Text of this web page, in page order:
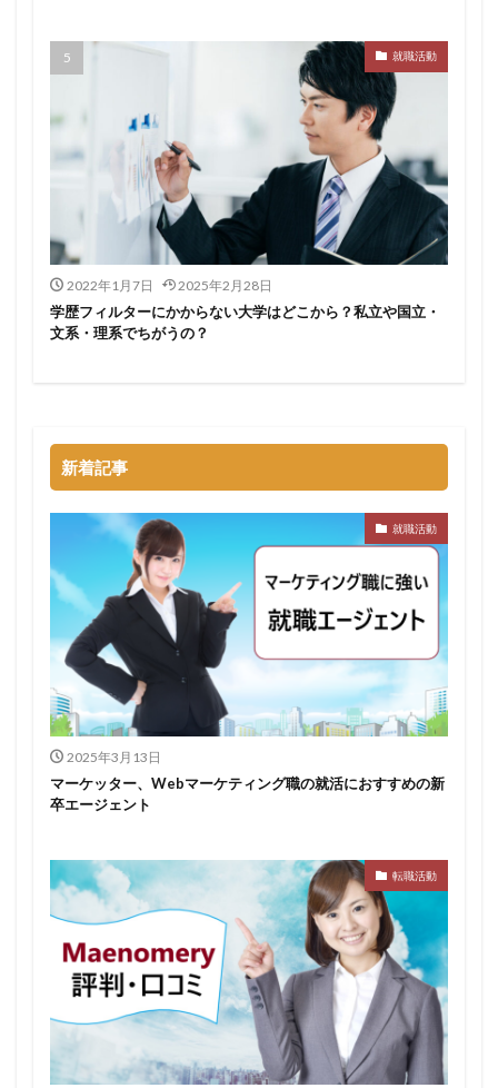
就職活動
2022年1月7日 2025年2月28日
学歴フィルターにかからない大学はどこから？私立や国立・
文系・理系でちがうの？
新着記事
就職活動
2025年3月13日
マーケッター、Webマーケティング職の就活におすすめの新
卒エージェント
転職活動
CAMPUS CAREER
20代
dodaキャンパス
2025卒
2024卒
2024
2023 1年目
1ヵ月未満
DiG UP CAREER DYM就職
Sier
SE Re就活
Premiumスカウト
pacebox
ONECAREER OfferBox
NNT
Meets Company
Maenomery
JOBRASS新卒
JAIC
やめても生きていける
みなし手当
やり方
ミーツカンパニー
マイナビ新卒紹介
マイナビジョブ20'sスカウト
マイナビジョブ20's
マイナビ
マーケティング
やりたくない
やり方がわからない
ホワイト企業ランキング
不人気業界
人生終了
二次面接
二次募集 事務職
九州地方
中小企業
ユニスタイル
一次面接
リクナビ就職エージェント
リクナビ
ランキング
マーケッター
ホワイト企業
シェア
スタートアップ
ディグアップキャリア
ツノル
タイプ
スポナビキャリア
スポチョク
スポチャレ
スポーツフィールド
スポーツ
スカウトサイト
デューダ スーツ
しんどい
シンクトワイス
ジョブラス
ジョブトラ